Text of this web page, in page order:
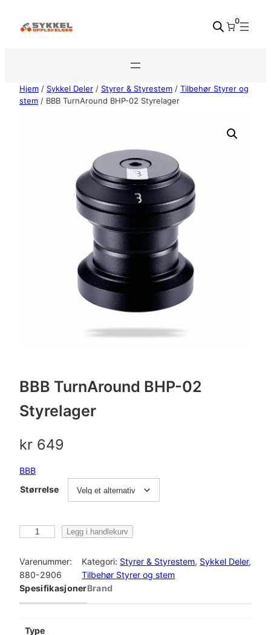
0
Hjem / Sykkel Deler / Styrer & Styrestem / Tilbehør Styrer og
stem / BBB TurnAround BHP-02 Styrelager
BBB TurnAround BHP-02
Styrelager
kr 649
BBB
Størrelse
B
T
u
Legg i handlekurv
Varenummer:
880-2906
Kategori: Styrer & Styrestem, Sykkel Deler
Tilbehør Styrer og stem
SpesifikasjonerBrand
Type